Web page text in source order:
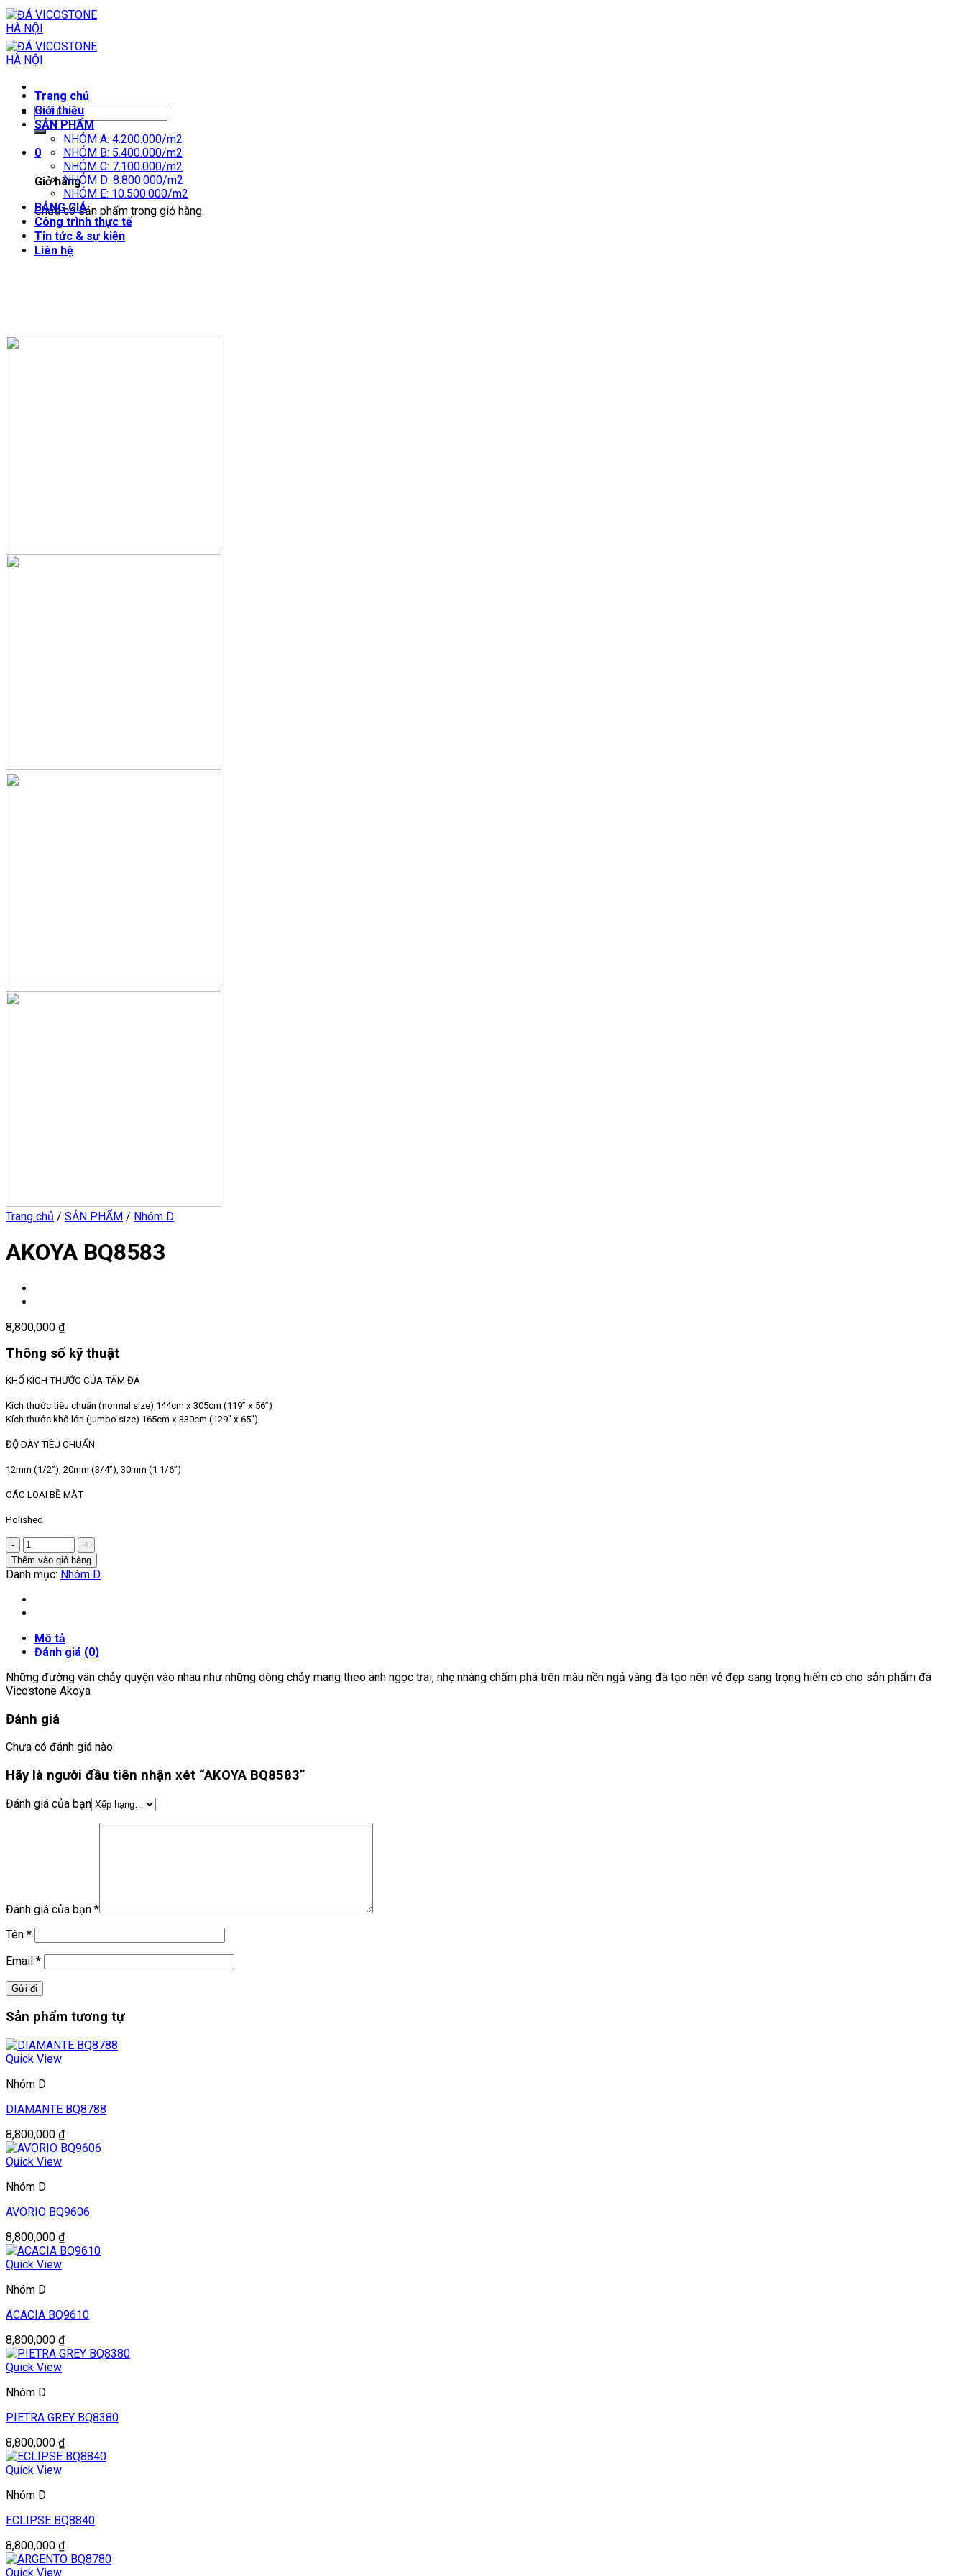
Skip
to
content
0
Giỏ hàng
Chưa có sản phẩm trong giỏ hàng.
Trang chủ
Giới thiệu
SẢN PHẨM
NHÓM A: 4.200.000/m2
NHÓM B: 5.400.000/m2
NHÓM C: 7.100.000/m2
NHÓM D: 8.800.000/m2
NHÓM E: 10.500.000/m2
BẢNG GIÁ
Công trình thực tế
Tin tức & sự kiện
Liên hệ
Trang chủ / SẢN PHẨM / Nhóm D
AKOYA BQ8583
8,800,000 ₫
Thông số kỹ thuật
KHỔ KÍCH THƯỚC CỦA TẤM ĐÁ
Kích thước tiêu chuẩn (normal size) 144cm x 305cm (119” x 56”)
Kích thước khổ lớn (jumbo size) 165cm x 330cm (129″ x 65″)
ĐỘ DÀY TIÊU CHUẨN
12mm (1/2”), 20mm (3/4”), 30mm (1 1/6”)
CÁC LOẠI BỀ MẶT
Polished
Số
lượng
Thêm vào giỏ hàng
Danh mục: Nhóm D
Mô tả
Đánh giá (0)
Những đường vân chảy quyện vào nhau như những dòng chảy mang theo ánh ngọc trai, nhẹ nhàng chấm phá trên màu nền ngả vàng đã tạo nên vẻ đẹp sang trọng hiếm có cho sản phẩm đá
Vicostone Akoya
Đánh giá
Chưa có đánh giá nào.
Hãy là người đầu tiên nhận xét “AKOYA BQ8583”
Đánh giá của bạn
Đánh giá của bạn *
Tên *
Email *
Sản phẩm tương tự
Quick View
Nhóm D
DIAMANTE BQ8788
8,800,000 ₫
Quick View
Nhóm D
AVORIO BQ9606
8,800,000 ₫
Quick View
Nhóm D
ACACIA BQ9610
8,800,000 ₫
Quick View
Nhóm D
PIETRA GREY BQ8380
8,800,000 ₫
Quick View
Nhóm D
ECLIPSE BQ8840
8,800,000 ₫
Quick View